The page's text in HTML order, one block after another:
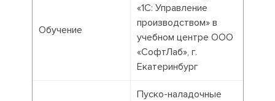
Обучение
«1С: Управление
производством» в
учебном центре ООО
«СофтЛаб», г.
Екатеринбург
Пуско-наладочные